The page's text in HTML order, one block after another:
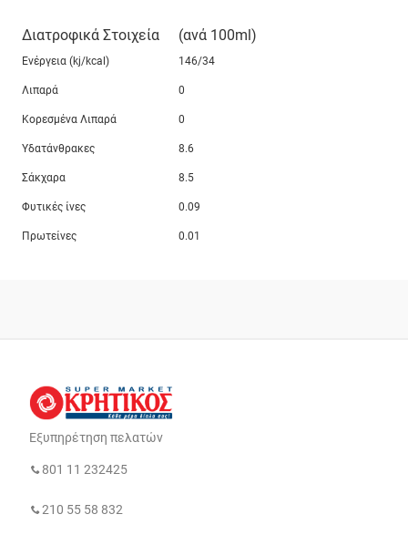
Διατροφικά Στοιχεία (ανά 100ml)
Ενέργεια (kj/kcal) 146/34
Λιπαρά 0
Κορεσμένα Λιπαρά 0
Υδατάνθρακες 8.6
Σάκχαρα 8.5
Φυτικές ίνες 0.09
Πρωτείνες 0.01
Εξυπηρέτηση πελατών
801 11 232425
210 55 58 832